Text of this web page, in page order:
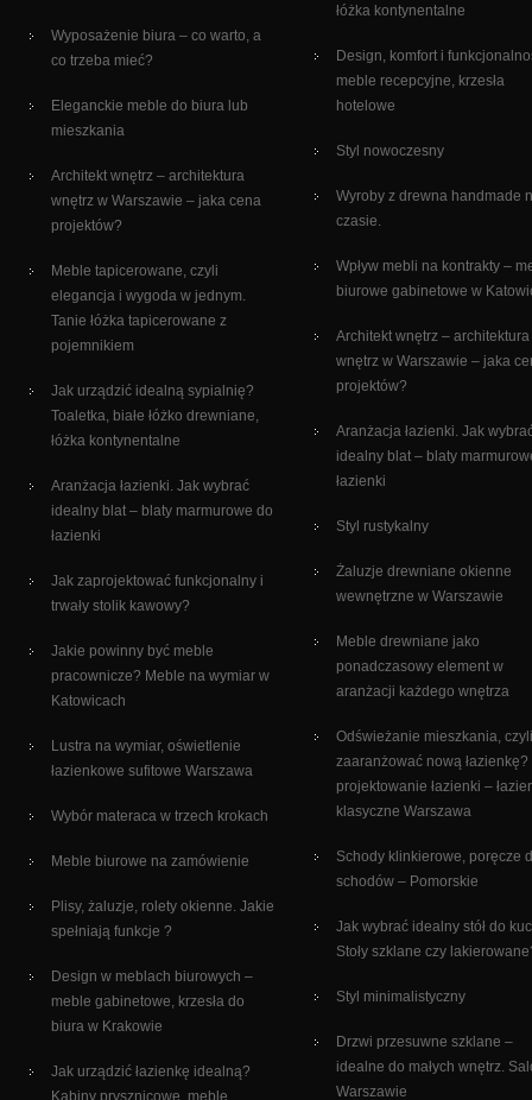
Wyposażenie biura – co warto, a
co trzeba mieć?
Eleganckie meble do biura lub
mieszkania
Architekt wnętrz – architektura
wnętrz w Warszawie – jaka cena
projektów?
Meble tapicerowane, czyli
elegancja i wygoda w jednym.
Tanie łóżka tapicerowane z
pojemnikiem
Jak urządzić idealną sypialnię?
Toaletka, białe łóżko drewniane,
łóżka kontynentalne
Aranżacja łazienki. Jak wybrać
idealny blat – blaty marmurowe do
łazienki
Jak zaprojektować funkcjonalny i
trwały stolik kawowy?
Jakie powinny być meble
pracownicze? Meble na wymiar w
Katowicach
Lustra na wymiar, oświetlenie
łazienkowe sufitowe Warszawa
Wybór materaca w trzech krokach
Meble biurowe na zamówienie
Plisy, żaluzje, rolety okienne. Jakie
spełniają funkcje ?
Design w meblach biurowych –
meble gabinetowe, krzesła do
biura w Krakowie
Jak urządzić łazienkę idealną?
Kabiny prysznicowe, meble
łóżka kontynentalne
Design, komfort i
meble recepcyjne, krzesła
hotelowe
Styl nowoczesny
Wyroby z drewna handmade
czasie.
Wpływ mebli na kontrakty –
biurowe gabinetowe w
Architekt wnętrz – architektura
wnętrz w Warszawie – jaka
projektów?
Aranżacja łazienki. Jak
idealny blat – blaty
łazienki
Styl rustykalny
Żaluzje drewniane okienne
wewnętrzne w Warszawie
Meble drewniane jako
ponadczasowy element w
aranżacji każdego wnętrza
Odświeżanie mieszkania,
zaaranżować nową łazienkę?
projektowanie łazienki –
klasyczne Warszawa
Schody klinkierowe, poręcze
schodów – Pomorskie
Jak wybrać idealny stół do
Stoły szklane czy
Styl minimalistyczny
Drzwi przesuwne szklane –
idealne do małych wnętrz.
Warszawie